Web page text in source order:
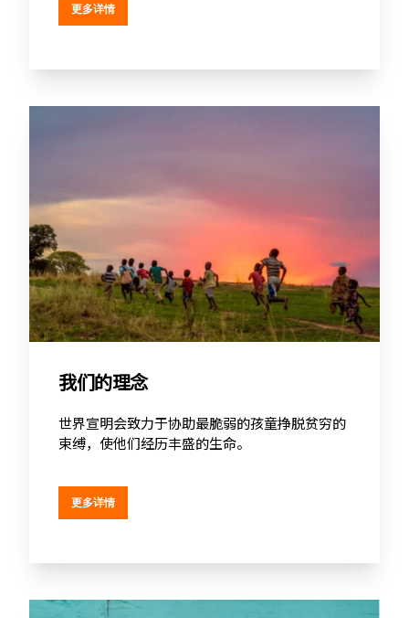
更多详情
我们的理念
世界宣明会致力于协助最脆弱的孩童挣脱贫穷的
束缚，使他们经历丰盛的生命。
更多详情